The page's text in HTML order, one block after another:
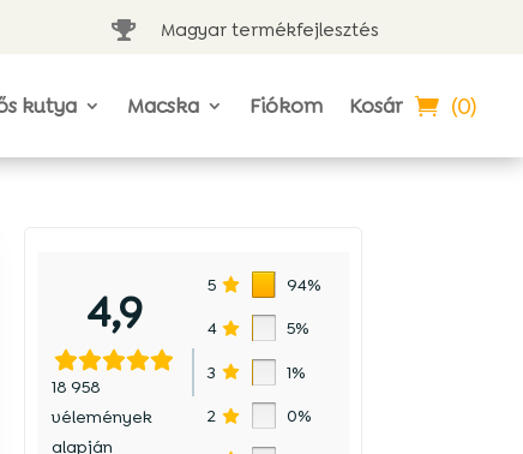
 Magyar termékfejlesztés
kutya Macska Fiókom Kosár (0)
4,9
18 958
vélemények
alapján
5 94%
4 5%
3 1%
2 0%